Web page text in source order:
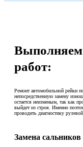
работ:
Ремонт автомобильной рейки
непосредственную замену
остается неизменым, так как
выйдет из строя. Именно
проводить диагностику
Замена сальников